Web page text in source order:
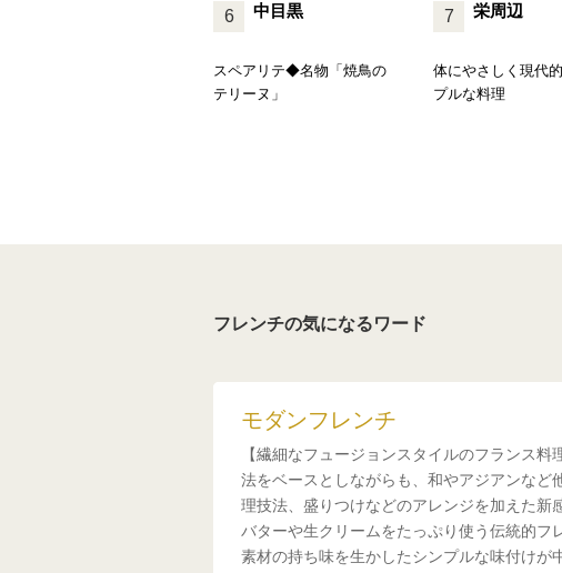
6 中目黒
スペアリテ◆名物「焼鳥の
テリーヌ」
7 栄周辺
体にやさしく現代
プルな料理
フレンチの気になるワード
モダンフレンチ
【繊細なフュージョンスタイルのフランス料
法をベースとしながらも、和やアジアンなど
理技法、盛りつけなどのアレンジを加えた新
バターや生クリームをたっぷり使う伝統的フ
素材の持ち味を生かしたシンプルな味付けが